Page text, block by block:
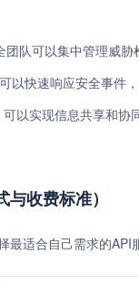
队可以集中管理威
以快速响应安全事件
以实现信息共享和协
收费标准）
最适合自己需求的